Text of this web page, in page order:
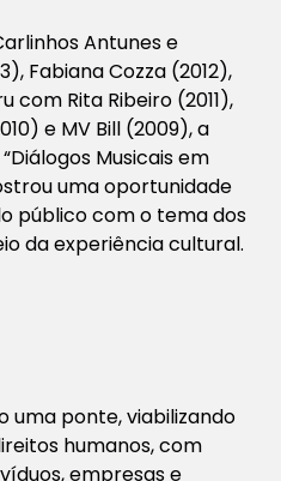
Antunes e
Fabiana Cozza (2012),
com Rita Ribeiro (2011),
e MV Bill (2009), a
Musicais em
uma oportunidade
público com o tema dos
da experiência cultural.
uma ponte, viabilizando
humanos, com
empresas e